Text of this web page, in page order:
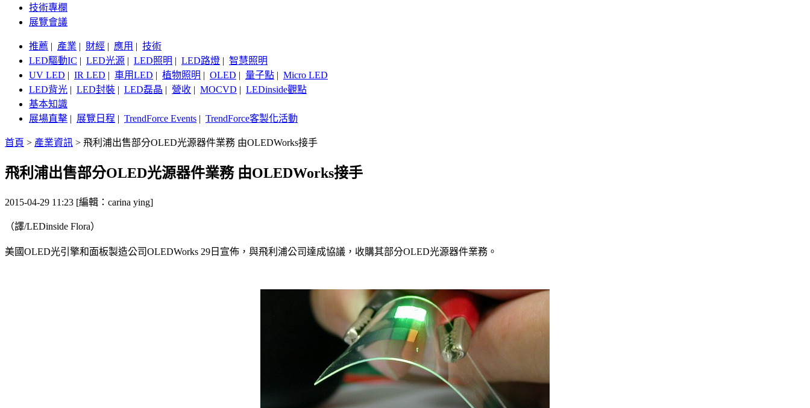
技術專欄
展覽會議
推薦 | 產業 | 財經 | 應用 | 技術
LED驅動IC | LED光源 | LED照明 | LED路燈 | 智慧照明
UV LED | IR LED | 車用LED | 植物照明 | OLED | 量子點 | Micro LED
LED背光 | LED封裝 | LED磊晶 | 營收 | MOCVD | LEDinside觀點
基本知識
展場直擊 | 展覽日程 | TrendForce Events | TrendForce客製化活動
首頁 > 產業資訊 > 飛利浦出售部分OLED光源器件業務 由OLEDWorks接手
飛利浦出售部分OLED光源器件業務 由OLEDWorks接手
2015-04-29 11:23 [編輯：carina ying]
（譯/LEDinside Flora）
美國OLED光引擎和面板製造公司OLEDWorks 29日宣佈，與飛利浦公司達成協議，收購其部分OLED光源器件業務。